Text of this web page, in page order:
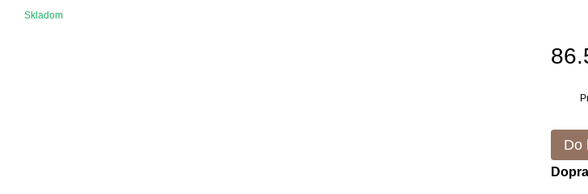
Skladom
Do